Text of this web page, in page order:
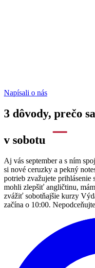
Napísali o nás
3 dôvody, prečo
v sobotu
Aj vás september a s ním
si nové ceruzky a pekný
potrieb zvažujete prihlásenie
mohli zlepšiť angličtinu,
zvážiť sobotňajšie kurzy
začína o 10:00.